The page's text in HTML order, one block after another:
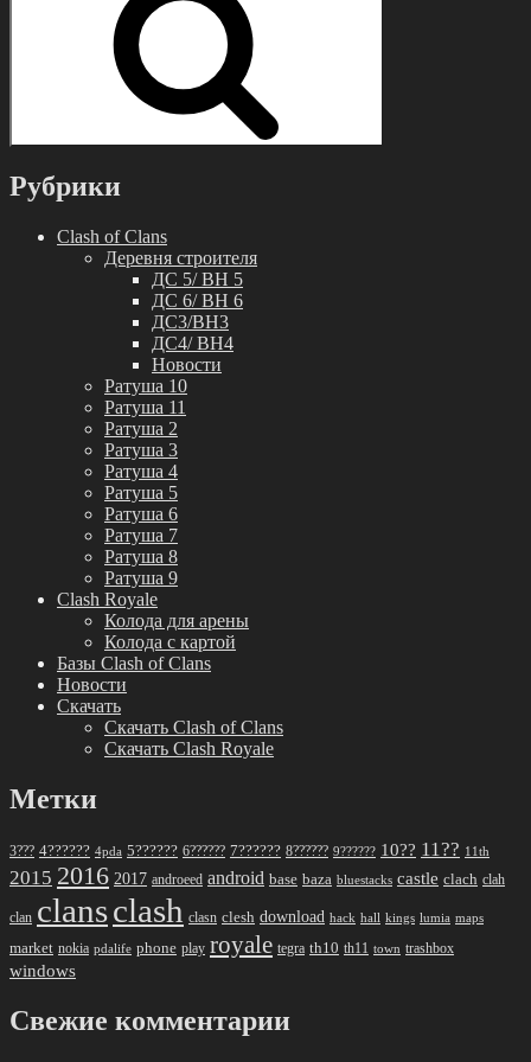
Рубрики
Clash of Clans
Деревня строителя
ДС 5/ BH 5
ДС 6/ BH 6
ДС3/BH3
ДС4/ BH4
Новости
Ратуша 10
Ратуша 11
Ратуша 2
Ратуша 3
Ратуша 4
Ратуша 5
Ратуша 6
Ратуша 7
Ратуша 8
Ратуша 9
Clash Royale
Колода для арены
Колода с картой
Базы Clash of Clans
Новости
Скачать
Скачать Clash of Clans
Скачать Clash Royale
Метки
3??? 4?????? 4pda 5?????? 6?????? 7?????? 8?????? 9?????? 10?? 11?? 11th
2015 2016 2017 androeed android base baza bluestacks castle clach clah
clan clansclash clasn clesh download hack hall kings lumia maps
market nokia pdalife phone play royale tegra th10 th11 town trashbox
windows
Свежие комментарии